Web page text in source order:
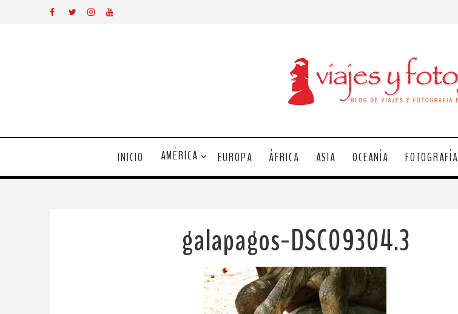
INICIO AMÉRICA EUROPA ÁFRICA ASIA OCEANÍA FOTOGRAFÍA
galapagos-DSC09304.3